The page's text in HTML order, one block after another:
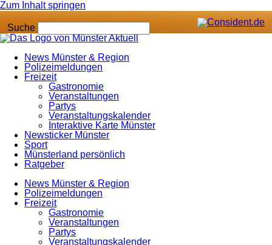
Zum Inhalt springen
Suche
News Münster & Region
Polizeimeldungen
Freizeit
Gastronomie
Veranstaltungen
Partys
Veranstaltungskalender
Interaktive Karte Münster
Newsticker Münster
Sport
Münsterland persönlich
Ratgeber
News Münster & Region
Polizeimeldungen
Freizeit
Gastronomie
Veranstaltungen
Partys
Veranstaltungskalender